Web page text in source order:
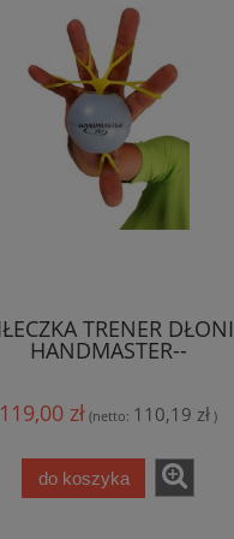
TRENER DŁONI
HANDMASTER--
119,00 zł (netto: 110,19 zł )
do koszyka